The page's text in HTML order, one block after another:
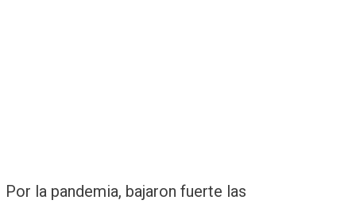
Por la pandemia, bajaron fuerte las